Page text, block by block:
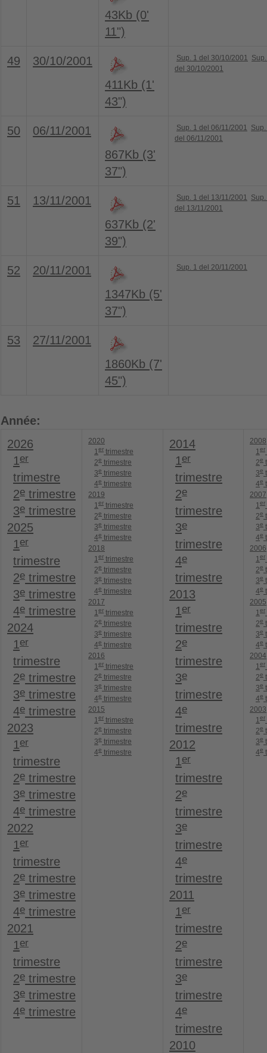
43Kb (0'
11")
49
30/10/2001
411Kb (1'
43")
Sup. 1 del 30/10/2001
del 30/10/2001
50
06/11/2001
867Kb (3'
37")
Sup. 1 del 06/11/2001
del 06/11/2001
51
13/11/2001
637Kb (2'
39")
Sup. 1 del 13/11/2001
del 13/11/2001
52
20/11/2001
1347Kb (5'
37")
Sup. 1 del 20/11/2001
53
27/11/2001
1860Kb (7'
45")
Année:
2026
1er
trimestre
2e trimestre
3e trimestre
2025
1er
trimestre
2e trimestre
3e trimestre
4e trimestre
2024
1er
trimestre
2e trimestre
3e trimestre
4e trimestre
2023
1er
trimestre
2e trimestre
3e trimestre
4e trimestre
2022
1er
trimestre
2e trimestre
3e trimestre
4e trimestre
2021
1er
trimestre
2e trimestre
3e trimestre
4e trimestre
2020
1er trimestre
2e trimestre
3e trimestre
4e trimestre
2019
1er trimestre
2e trimestre
3e trimestre
4e trimestre
2018
1er trimestre
2e trimestre
3e trimestre
4e trimestre
2017
1er trimestre
2e trimestre
3e trimestre
4e trimestre
2016
1er trimestre
2e trimestre
3e trimestre
4e trimestre
2015
1er trimestre
2e trimestre
3e trimestre
4e trimestre
2014
1er
trimestre
2e
trimestre
3e
trimestre
4e
trimestre
2013
1er
trimestre
2e
trimestre
3e
trimestre
4e
trimestre
2012
1er
trimestre
2e
trimestre
3e
trimestre
4e
trimestre
2011
1er
trimestre
2e
trimestre
3e
trimestre
4e
trimestre
2010
2008
1er
2e
3e
4e
2007
1er
2e
3e
4e
2006
1er
2e
3e
4e
2005
1er
2e
3e
4e
2004
1er
2e
3e
4e
2003
1er
2e
3e
4e